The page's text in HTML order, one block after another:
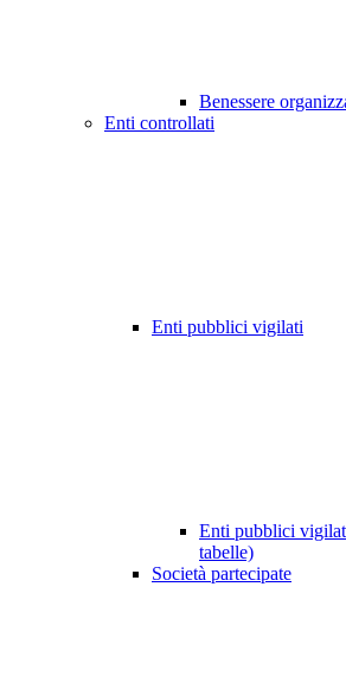
Benessere
Enti controllati
Enti pubblici vigilati
Enti pubblici
tabelle)
Società partecipate